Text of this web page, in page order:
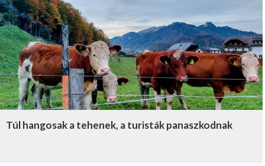
Túl hangosak a tehenek, a turisták panaszkodnak